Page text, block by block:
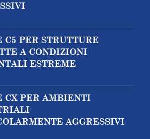
C5 PER STRUTTURE
A CONDIZIONI
ESTREME
CX PER AMBIENTI
AGGRESSIVI